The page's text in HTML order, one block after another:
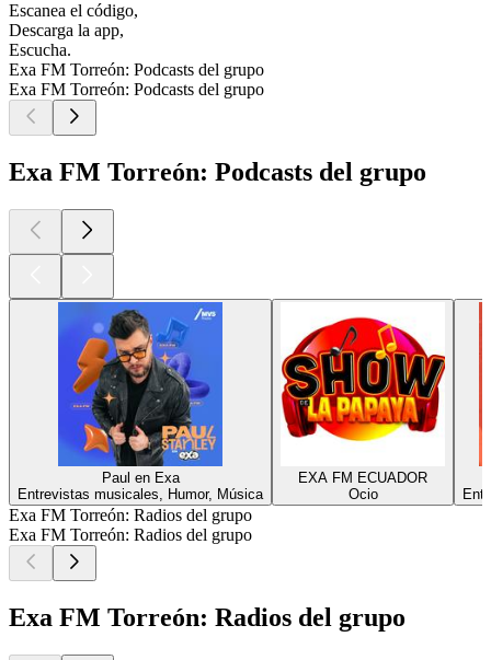
Escanea el código,
Descarga la app,
Escucha.
Exa FM Torreón: Podcasts del grupo
Exa FM Torreón: Podcasts del grupo
Exa FM Torreón: Podcasts del grupo
Paul en Exa
Entrevistas musicales, Humor, Música
EXA FM ECUADOR
Ocio
Exa FM Torreón: Radios del grupo
Exa FM Torreón: Radios del grupo
Exa FM Torreón: Radios del grupo